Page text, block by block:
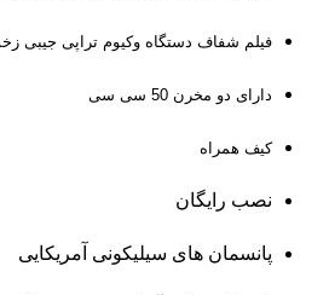
فیلم شفاف دستگاه وکیوم تراپی جیبی
دارای دو مخرن 50 سی سی
کیف همراه
نصب رایگان
پانسمان های سیلیکونی آمریکایی